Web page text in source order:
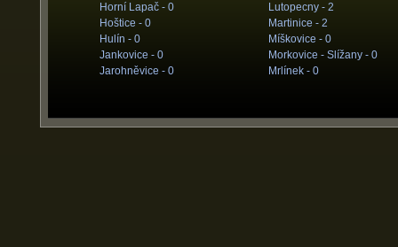
Horní Lapač - 0
Hoštice - 0
Hulín - 0
Jankovice - 0
Jarohněvice - 0
Lutopecny - 2
Martinice - 2
Míškovice - 0
Morkovice - Slížany - 0
Mrlínek - 0